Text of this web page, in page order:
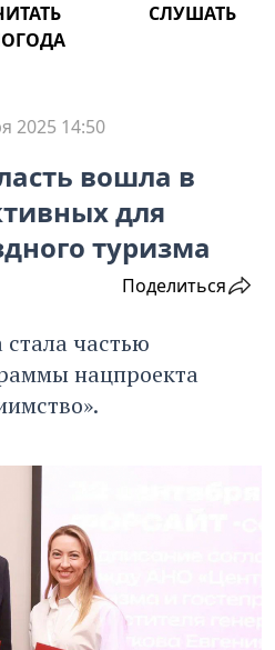
СЛУШАТЬ
2025 14:50
вошла в
для
туризма
Поделиться
стала частью
нацпроекта